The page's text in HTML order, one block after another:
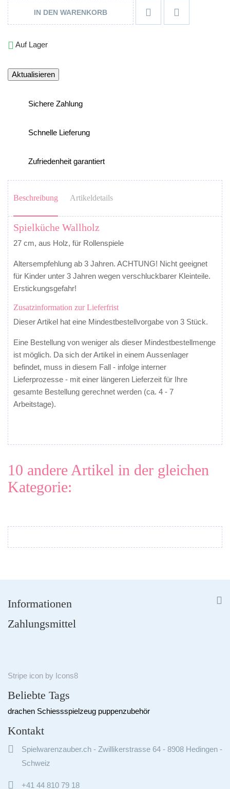
IN DEN WARENKORB  
 Auf Lager
Sichere Zahlung
Schnelle Lieferung
Zufriedenheit garantiert
Beschreibung Artikeldetails
Spielküche Wallholz
27 cm, aus Holz, für Rollenspiele
Altersempfehlung ab 3 Jahren. ACHTUNG! Nicht geeignet
für Kinder unter 3 Jahren wegen verschluckbarer Kleinteile.
Erstickungsgefahr!
Zusatzinformation zur Lieferfrist
Dieser Artikel hat eine Mindestbestellvorgabe von 3 Stück.
Eine Bestellung von weniger als dieser Mindestbestellmenge
ist möglich. Da sich der Artikel in einem Aussenlager
befindet, muss in diesem Fall - infolge interner
Lieferprozesse - mit einer längeren Lieferzeit für Ihre
gesamte Bestellung gerechnet werden (ca. 4 - 7
Arbeitstage).
10 andere Artikel in der gleichen
Kategorie:
Informationen 

Zahlungsmittel
Stripe icon by Icons8
Beliebte Tags
drachen Schiessspielzeug puppenzubehör
Kontakt

Spielwarenzauber.ch - Zwillikerstrasse 64 - 8908 Hedingen -
Schweiz
 +41 44 810 79 18